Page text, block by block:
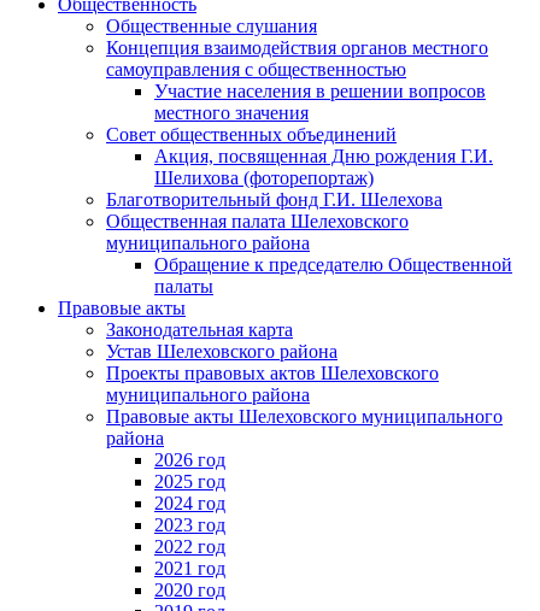
Общественные слушания
Концепция взаимодействия органов местного
самоуправления с общественностью
Участие населения в решении вопросов
местного значения
Совет общественных объединений
Акция, посвященная Дню рождения Г.И.
Шелихова (фоторепортаж)
Благотворительный фонд Г.И. Шелехова
Общественная палата Шелеховского
муниципального района
Обращение к председателю Общественной
палаты
Правовые акты
Законодательная карта
Устав Шелеховского района
Проекты правовых актов Шелеховского
муниципального района
Правовые акты Шелеховского муниципального
района
2026 год
2025 год
2024 год
2023 год
2022 год
2021 год
2020 год